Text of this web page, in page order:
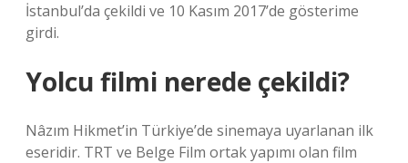
İstanbul’da çekildi ve 10 Kasım 2017’de gösterime
girdi.
Yolcu filmi nerede çekildi?
Nâzım Hikmet’in Türkiye’de sinemaya uyarlanan ilk
eseridir. TRT ve Belge Film ortak yapımı olan film